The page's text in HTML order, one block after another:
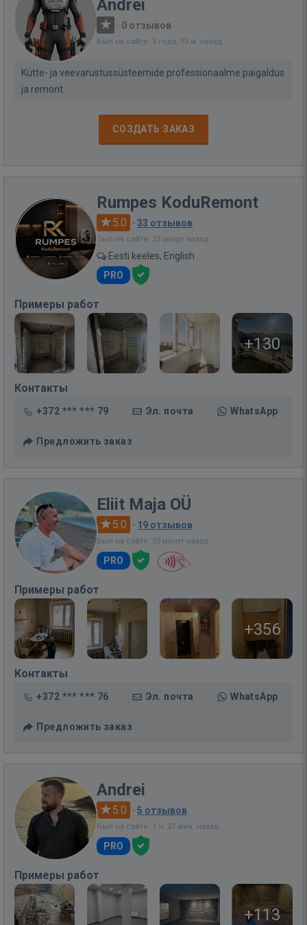
Andrei
· 0 отзывов
Был на сайте: 3 года, 10 м. назад
Kütte- ja veevarustussüsteemide professionaalme paigaldus
ja remont.
СОЗДАТЬ ЗАКАЗ
Rumpes KoduRemont
5.0 · 33 отзывов
Был на сайте: 23 минут назад
Eesti keeles, English
PRO
Примеры работ
+130
Контакты
+372 *** *** 79 Эл. почта WhatsApp
Предложить заказ
Eliit Maja OÜ
5.0 · 19 отзывов
Был на сайте: 33 минут назад
PRO
Примеры работ
+356
Контакты
+372 *** *** 76 Эл. почта WhatsApp
Предложить заказ
Andrei
5.0 · 5 отзывов
Был на сайте: 1 ч. 37 мин. назад
PRO
Примеры работ
+113